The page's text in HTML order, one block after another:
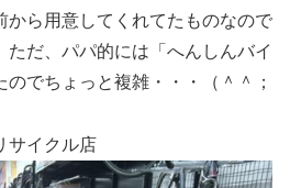
から用意してくれてたものなので
だ、パパ的には「へんしんバイ
でちょっと複雑・・・（＾＾；
イクル店